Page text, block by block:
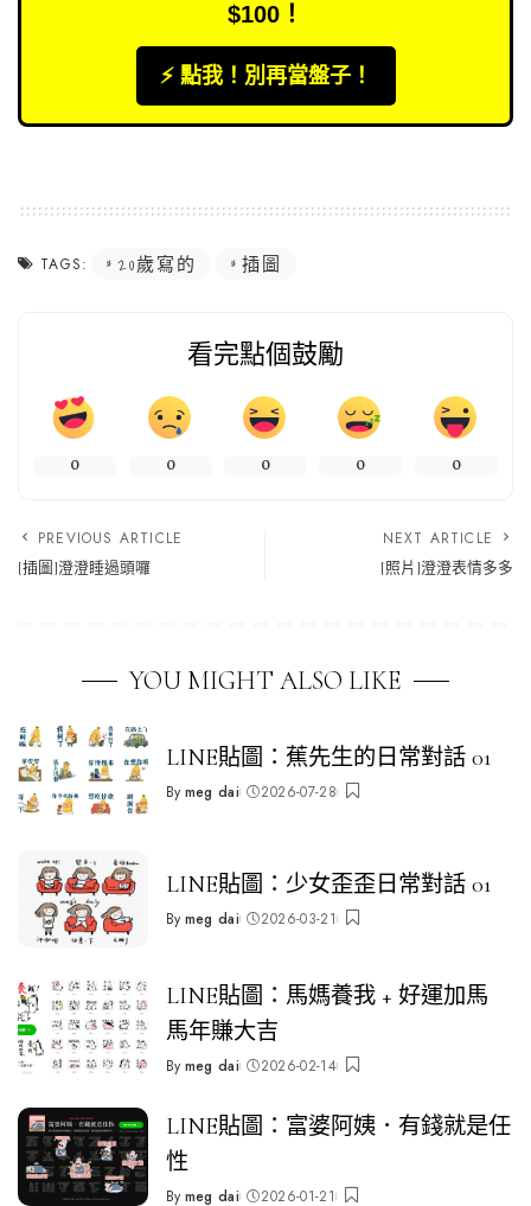
$100！
⚡️ 點我！別再當盤子！
TAGS: 20歲寫的 插圖
看完點個鼓勵
0 0 0 0 0
PREVIOUS ARTICLE
[插圖]澄澄睡過頭囉
NEXT ARTICLE
[照片]澄澄表情多多
YOU MIGHT ALSO LIKE
LINE貼圖：蕉先生的日常對話 01
Posted
By meg dai 2026-07-28
LINE貼圖：少女歪歪日常對話 01
Posted
By meg dai 2026-03-21
LINE貼圖：馬媽養我 + 好運加馬
馬年賺大吉
Posted
By meg dai 2026-02-14
LINE貼圖：富婆阿姨．有錢就是任
性
By meg dai 2026-01-21